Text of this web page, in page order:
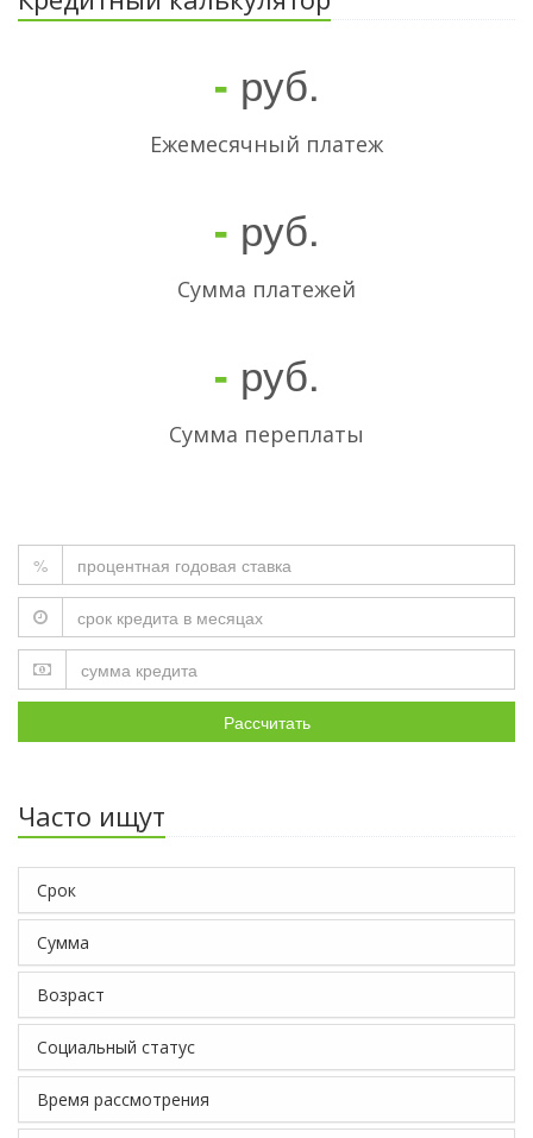
- руб.
Ежемесячный платеж
- руб.
Cумма платежей
- руб.
Сумма переплаты
%
Рассчитать
Часто ищут
Срок
Сумма
Возраст
Социальный статус
Время рассмотрения